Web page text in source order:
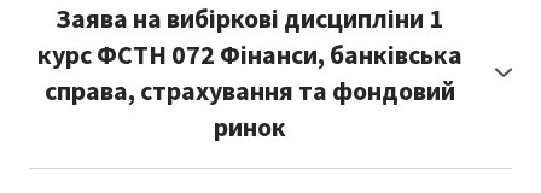
Заява на вибіркові дисципліни 1
курс ФСТН 072 Фінанси, банківська
справа, страхування та фондовий
ринок